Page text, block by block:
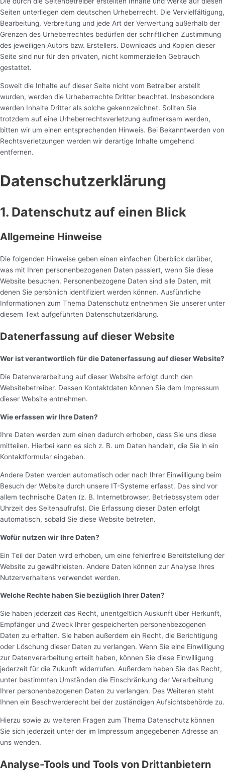
Seiten unterliegen dem deutschen Urheberrecht. Die Vervielfältigung,
Bearbeitung, Verbreitung und jede Art der Verwertung außerhalb der
Grenzen des Urheberrechtes bedürfen der schriftlichen Zustimmung
des jeweiligen Autors bzw. Erstellers. Downloads und Kopien dieser
Seite sind nur für den privaten, nicht kommerziellen Gebrauch
gestattet.
Soweit die Inhalte auf dieser Seite nicht vom Betreiber erstellt
wurden, werden die Urheberrechte Dritter beachtet. Insbesondere
werden Inhalte Dritter als solche gekennzeichnet. Sollten Sie
trotzdem auf eine Urheberrechtsverletzung aufmerksam werden,
bitten wir um einen entsprechenden Hinweis. Bei Bekanntwerden von
Rechtsverletzungen werden wir derartige Inhalte umgehend
entfernen.
Datenschutzerklärung
1. Datenschutz auf einen Blick
Allgemeine Hinweise
Die folgenden Hinweise geben einen einfachen Überblick darüber,
was mit Ihren personenbezogenen Daten passiert, wenn Sie diese
Website besuchen. Personenbezogene Daten sind alle Daten, mit
denen Sie persönlich identifiziert werden können. Ausführliche
Informationen zum Thema Datenschutz entnehmen Sie unserer unter
diesem Text aufgeführten Datenschutzerklärung.
Datenerfassung auf dieser Website
Wer ist verantwortlich für die Datenerfassung auf dieser Website?
Die Datenverarbeitung auf dieser Website erfolgt durch den
Websitebetreiber. Dessen Kontaktdaten können Sie dem Impressum
dieser Website entnehmen.
Wie erfassen wir Ihre Daten?
Ihre Daten werden zum einen dadurch erhoben, dass Sie uns diese
mitteilen. Hierbei kann es sich z. B. um Daten handeln, die Sie in ein
Kontaktformular eingeben.
Andere Daten werden automatisch oder nach Ihrer Einwilligung beim
Besuch der Website durch unsere IT-Systeme erfasst. Das sind vor
allem technische Daten (z. B. Internetbrowser, Betriebssystem oder
Uhrzeit des Seitenaufrufs). Die Erfassung dieser Daten erfolgt
automatisch, sobald Sie diese Website betreten.
Wofür nutzen wir Ihre Daten?
Ein Teil der Daten wird erhoben, um eine fehlerfreie Bereitstellung der
Website zu gewährleisten. Andere Daten können zur Analyse Ihres
Nutzerverhaltens verwendet werden.
Welche Rechte haben Sie bezüglich Ihrer Daten?
Sie haben jederzeit das Recht, unentgeltlich Auskunft über Herkunft,
Empfänger und Zweck Ihrer gespeicherten personenbezogenen
Daten zu erhalten. Sie haben außerdem ein Recht, die Berichtigung
oder Löschung dieser Daten zu verlangen. Wenn Sie eine Einwilligung
zur Datenverarbeitung erteilt haben, können Sie diese Einwilligung
jederzeit für die Zukunft widerrufen. Außerdem haben Sie das Recht,
unter bestimmten Umständen die Einschränkung der Verarbeitung
Ihrer personenbezogenen Daten zu verlangen. Des Weiteren steht
Ihnen ein Beschwerderecht bei der zuständigen Aufsichtsbehörde zu.
Hierzu sowie zu weiteren Fragen zum Thema Datenschutz können
Sie sich jederzeit unter der im Impressum angegebenen Adresse an
uns wenden.
Analyse-Tools und Tools von Drittanbietern